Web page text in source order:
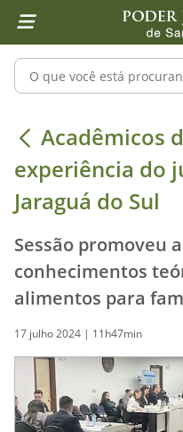
1 Ir para o conteúdo
2 Ir para a ferramenta de
4 Ir para o menu principal
5 Ir para a pesquisa
6 Ir para o rodapé
7 Ir para a página inicial
Pesquisar no
Acadêmicos de
Acadêmicos
experiência do
Jaraguá do Sul
Sessão promoveu
conhecimentos
alimentos para
17 julho 2024 | 11h47min